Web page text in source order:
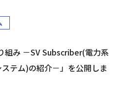
組み －SV Subscriber(電力系
テム)の紹介－」を公開しま